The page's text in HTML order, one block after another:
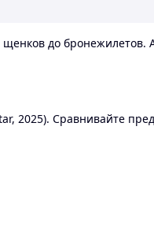
до бронежилетов.
2025). Сравнивайте